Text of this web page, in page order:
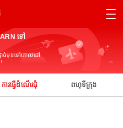
ARN ទៅ
ាច់មុខទៅគោលដៅ
ការធ្វើដំណើរជុំ ពហុទីក្រុង